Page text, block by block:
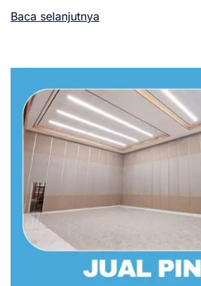
Baca selanjutnya